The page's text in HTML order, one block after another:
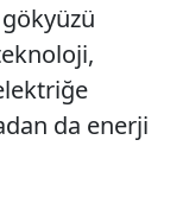
da enerji